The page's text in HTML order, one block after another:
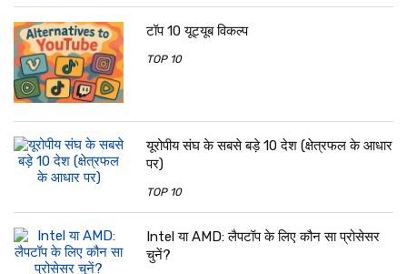
टॉप 10 यूट्यूब विकल्प
TOP 10
यूरोपीय संघ के सबसे बड़े 10 देश (क्षेत्रफल के आधार
पर)
TOP 10
Intel या AMD: लैपटॉप के लिए कौन सा प्रोसेसर
चुनें?